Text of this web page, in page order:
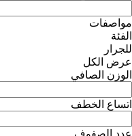
مواصفات
الفئة
للجرار
عرض الكل
الوزن الصافي
اتساع الخطف
عدد الصفوف